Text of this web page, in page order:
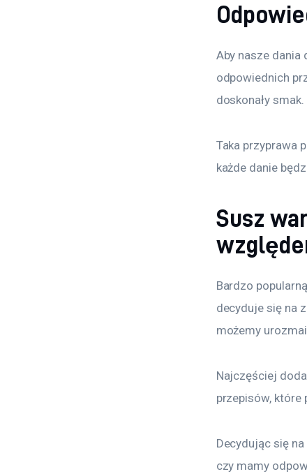
Aby nasze dania
odpowiednich
doskonały smak.
Taka przyprawa
każde danie
Susz
Bardzo
decyduje się na
możemy
Najczęściej
przepisów, które
Decydując się
czy mamy